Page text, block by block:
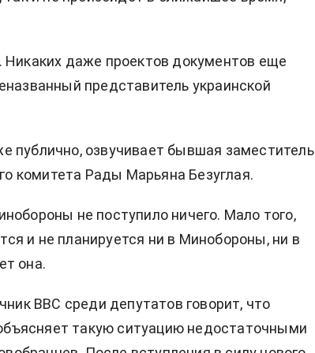
Никаких даже проектов документов еще
представитель украинской
публично, озвучивает бывшая заместитель
комитета Рады Марьяна Безуглая.
не поступило ничего. Мало того,
и не планируется ни в Минобороны, ни в
она.
ВВС среди депутатов говорит, что
такую ситуацию недостаточными